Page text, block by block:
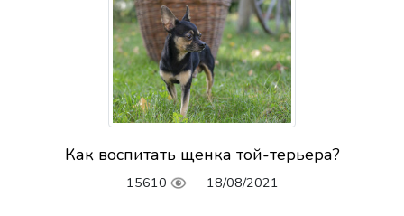
Как воспитать щенка той-терьера?
15610 18/08/2021